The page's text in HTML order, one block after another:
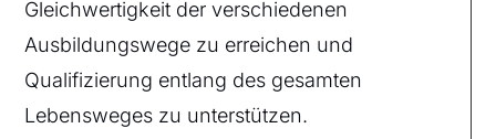
Gleichwertigkeit der verschiedenen
Ausbildungswege zu erreichen und
Qualifizierung entlang des gesamten
Lebensweges zu unterstützen.